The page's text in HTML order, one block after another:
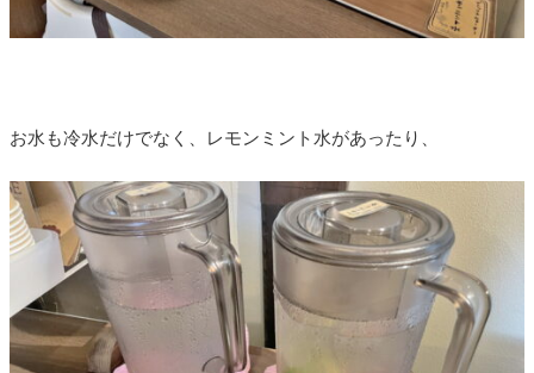
お水も冷水だけでなく、レモンミント水があったり、